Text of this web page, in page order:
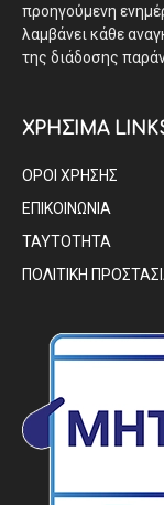
προηγούμενη
λαμβάνει κάθε
της διάδοσης
ΧΡΗΣΙΜΑ
ΟΡΟΙ ΧΡΗΣΗΣ
ΕΠΙΚΟΙΝΩΝΙΑ
ΤΑΥΤΟΤΗΤΑ
ΠΟΛΙΤΙΚΗ